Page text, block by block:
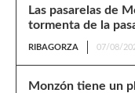
Las pasarelas de
tormenta de la
RIBAGORZA 07/08/
Monzón tiene un